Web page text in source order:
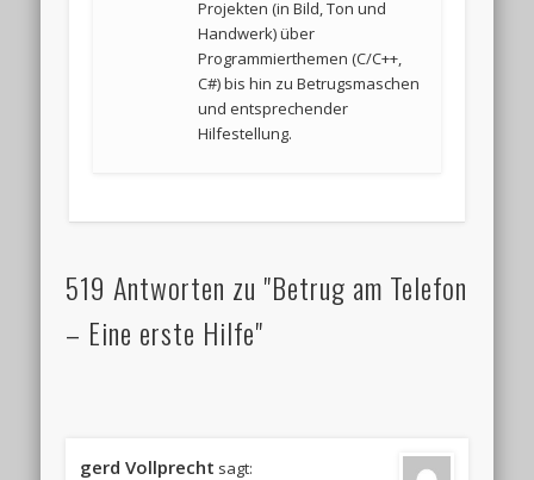
Projekten (in Bild, Ton und
Handwerk) über
Programmierthemen (C/C++,
C#) bis hin zu Betrugsmaschen
und entsprechender
Hilfestellung.
519 Antworten zu "Betrug am Telefon
– Eine erste Hilfe"
gerd Vollprecht sagt: